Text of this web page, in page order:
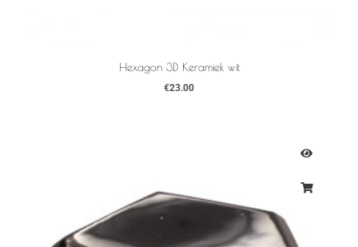
Hexagon 3D Keramiek wit
€23.00